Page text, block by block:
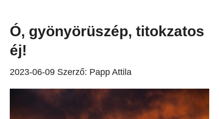
Ó, gyönyörüszép, titokzatos
éj!
2023-06-09 Szerző: Papp Attila